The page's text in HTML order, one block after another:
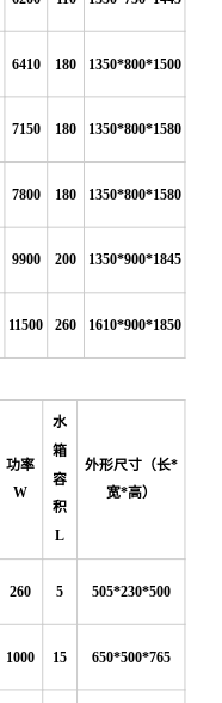
6410 180 1350*800*1500
7150 180 1350*800*1580
7800 180 1350*800*1580
9900 200 1350*900*1845
11500 260 1610*900*1850
功率
W
水
箱
容
积
L
外形尺寸（长*
宽*高）
260 5 505*230*500
1000 15 650*500*765